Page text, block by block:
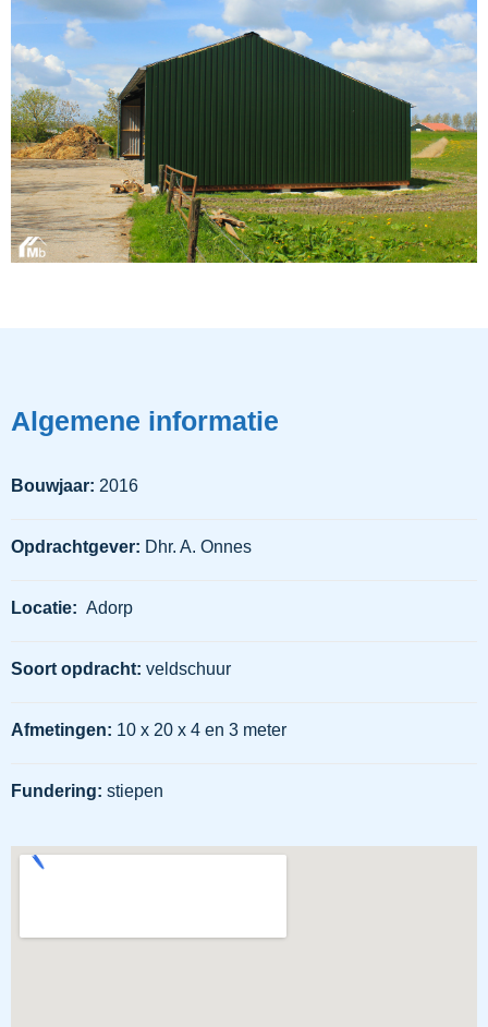
Algemene informatie
Bouwjaar: 2016
Opdrachtgever: Dhr. A. Onnes
Locatie: Adorp
Soort opdracht: veldschuur
Afmetingen: 10 x 20 x 4 en 3 meter
Fundering: stiepen